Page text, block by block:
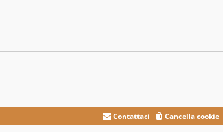
Cancella cookie
Contattaci